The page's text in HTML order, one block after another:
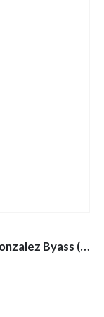
Sherry "Apòstoles" VORS 30 anni - Gonzalez Byass (Astucciato)